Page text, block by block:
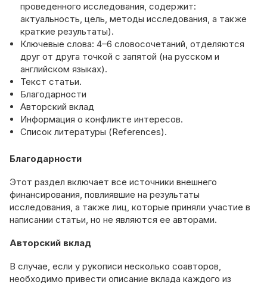
проведенного исследования, содержит:
актуальность, цель, методы исследования, а также
краткие результаты).
Ключевые слова: 4–6 словосочетаний, отделяются
друг от друга точкой с запятой (на русском и
английском языках).
Текст статьи.
Благодарности
Авторский вклад
Информация о конфликте интересов.
Список литературы (References).
Благодарности
Этот раздел включает все источники внешнего
финансирования, повлиявшие на результаты
исследования, а также лиц, которые приняли участие в
написании статьи, но не являются ее авторами.
Авторский вклад
В случае, если у рукописи несколько соавторов,
необходимо привести описание вклада каждого из